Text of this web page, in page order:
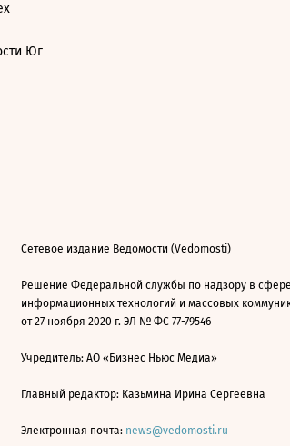
Юг
Сетевое издание Ведомости (Vedomosti)
Решение Федеральной службы по надзору в
информационных технологий и массовых
от 27 ноября 2020 г. ЭЛ № ФС 77-79546
Учредитель: АО «Бизнес Ньюс Медиа»
Главный редактор: Казьмина Ирина Сергеевна
Электронная почта: news@vedomosti.ru